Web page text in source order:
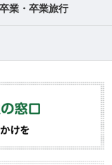
卒業・卒業旅行